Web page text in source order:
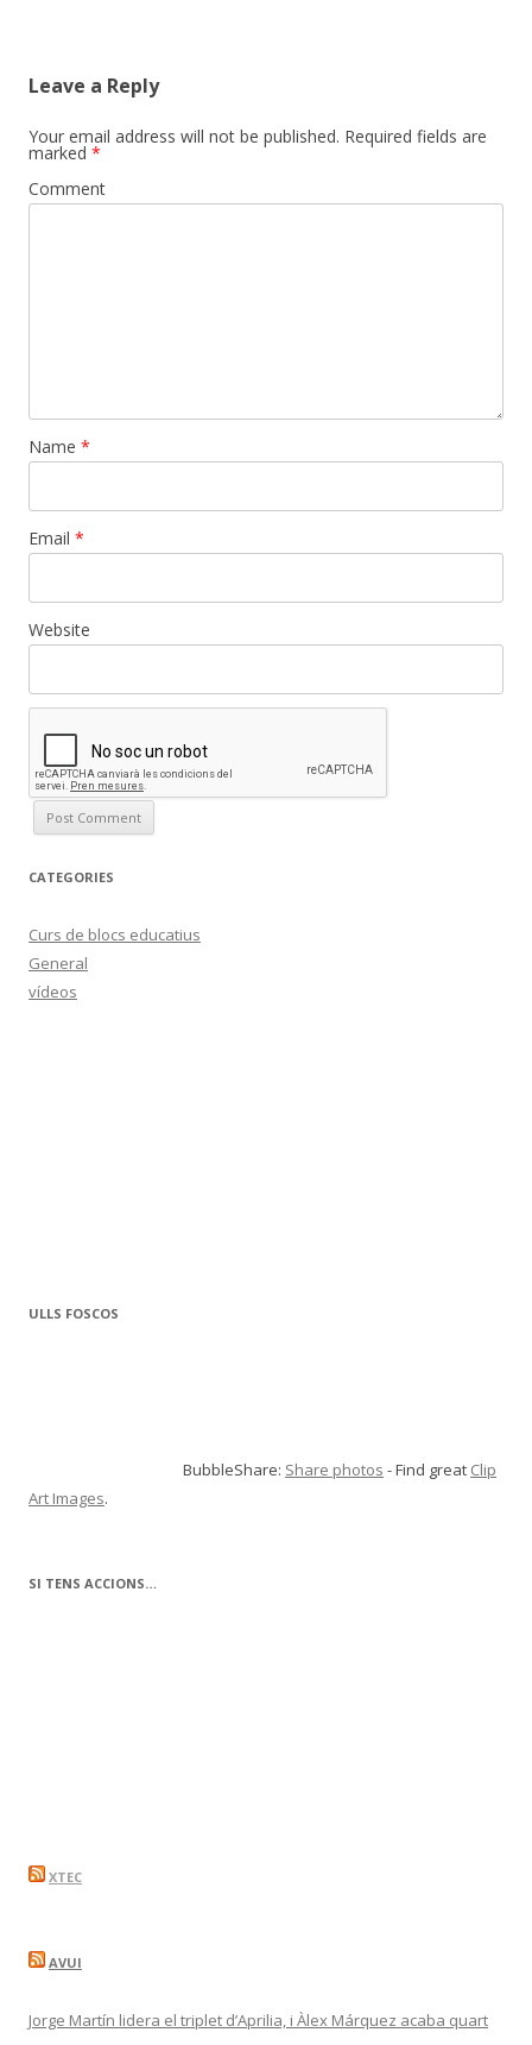
Leave a Reply
Your email address will not be published. Required fields are
marked *
Comment
Name *
Email *
Website
CATEGORIES
Curs de blocs educatius
General
vídeos
ULLS FOSCOS
BubbleShare: Share photos - Find great Clip
Art Images.
SI TENS ACCIONS…
XTEC
AVUI
Jorge Martín lidera el triplet d’Aprilia, i Àlex Márquez acaba quart